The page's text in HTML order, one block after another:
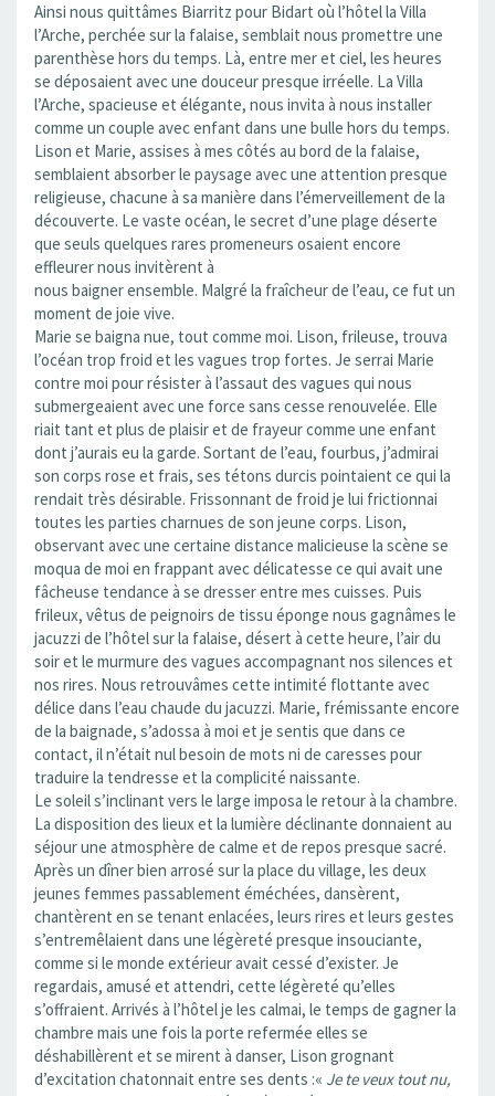
Ainsi nous quittâmes Biarritz pour Bidart où l’hôtel la Villa
l’Arche, perchée sur la falaise, semblait nous promettre une
parenthèse hors du temps. Là, entre mer et ciel, les heures
se déposaient avec une douceur presque irréelle. La Villa
l’Arche, spacieuse et élégante, nous invita à nous installer
comme un couple avec enfant dans une bulle hors du temps.
Lison et Marie, assises à mes côtés au bord de la falaise,
semblaient absorber le paysage avec une attention presque
religieuse, chacune à sa manière dans l’émerveillement de la
découverte. Le vaste océan, le secret d’une plage déserte
que seuls quelques rares promeneurs osaient encore
effleurer nous invitèrent à
nous baigner ensemble. Malgré la fraîcheur de l’eau, ce fut un
moment de joie vive.
Marie se baigna nue, tout comme moi. Lison, frileuse, trouva
l’océan trop froid et les vagues trop fortes. Je serrai Marie
contre moi pour résister à l’assaut des vagues qui nous
submergeaient avec une force sans cesse renouvelée. Elle
riait tant et plus de plaisir et de frayeur comme une enfant
dont j’aurais eu la garde. Sortant de l’eau, fourbus, j’admirai
son corps rose et frais, ses tétons durcis pointaient ce qui la
rendait très désirable. Frissonnant de froid je lui frictionnai
toutes les parties charnues de son jeune corps. Lison,
observant avec une certaine distance malicieuse la scène se
moqua de moi en frappant avec délicatesse ce qui avait une
fâcheuse tendance à se dresser entre mes cuisses. Puis
frileux, vêtus de peignoirs de tissu éponge nous gagnâmes le
jacuzzi de l’hôtel sur la falaise, désert à cette heure, l’air du
soir et le murmure des vagues accompagnant nos silences et
nos rires. Nous retrouvâmes cette intimité flottante avec
délice dans l’eau chaude du jacuzzi. Marie, frémissante encore
de la baignade, s’adossa à moi et je sentis que dans ce
contact, il n’était nul besoin de mots ni de caresses pour
traduire la tendresse et la complicité naissante.
Le soleil s’inclinant vers le large imposa le retour à la chambre.
La disposition des lieux et la lumière déclinante donnaient au
séjour une atmosphère de calme et de repos presque sacré.
Après un dîner bien arrosé sur la place du village, les deux
jeunes femmes passablement éméchées, dansèrent,
chantèrent en se tenant enlacées, leurs rires et leurs gestes
s’entremêlaient dans une légèreté presque insouciante,
comme si le monde extérieur avait cessé d’exister. Je
regardais, amusé et attendri, cette légèreté qu’elles
s’offraient. Arrivés à l’hôtel je les calmai, le temps de gagner la
chambre mais une fois la porte refermée elles se
déshabillèrent et se mirent à danser, Lison grognant
d’excitation chatonnait entre ses dents :« Je te veux tout nu,